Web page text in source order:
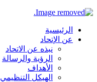
Main
navigation
الرئيسية
عن الإتحاد
نبذه عن الاتحاد
الرؤية والرسالة
الأهداف
الهيكل التنظيمي